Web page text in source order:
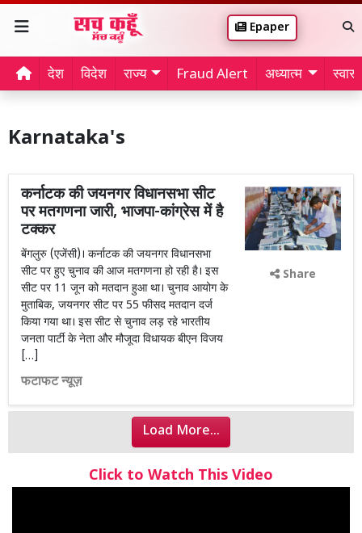
Epaper
देश विदेश राज्य Fraud Alert अध्यात्म
Karnataka's
कर्नाटक की जयनगर विधानसभा सीट
पर मतगणना जारी, भाजपा-कांग्रेस में है
टक्‍कर
बेंगलुरु (एजेंसी)। कर्नाटक की जयनगर विधानसभा
सीट पर हुए चुनाव की आज मतगणना हो रही है। इस
सीट पर 11 जून को मतदान हुआ था। चुनाव आयोग के
मुताबिक, जयनगर सीट पर 55 फीसद मतदान दर्ज
किया गया था। इस सीट से चुनाव लड़ रहे भारतीय
जनता पार्टी के नेता और मौजूदा विधायक बीएन विजय
[…]
फटाफट न्यूज़
Share
Load More...
Click to Watch This Video